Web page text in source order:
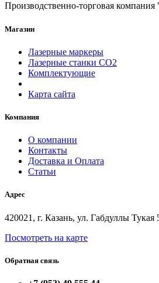
Производственно-торговая
Магазин
Лазерные маркеры
Лазерные станки СО2
Комплектующие
Карта сайта
Компания
О компании
Контакты
Доставка и Оплата
Статьи
Адрес
420021, г. Казань, ул. Габдуллы Тукая
Посмотреть на карте
Обратная связь